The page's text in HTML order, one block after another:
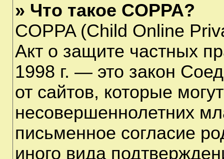
» Что такое COPPA?
COPPA (Child Online
Акт о защите частных
1998 г. — это закон
от сайтов, которые
несовершеннолетних
письменное согласие
иного вида